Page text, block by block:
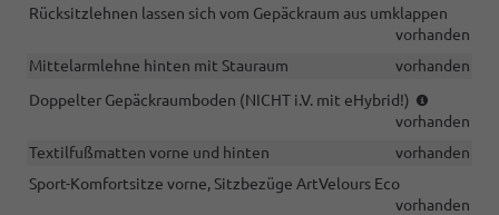
Rücksitzlehnen lassen sich vom Gepäckraum aus umklappen
vorhanden
Mittelarmlehne hinten mit Stauraum
vorhanden
Doppelter Gepäckraumboden (NICHT i.V. mit eHybrid!)
i.V.
eHybrid!)
vorhanden
Textilfußmatten vorne und hinten
vorhanden
Sport-Komfortsitze vorne, Sitzbezüge ArtVelours Eco
vorhanden